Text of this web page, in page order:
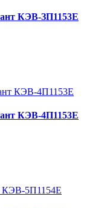
КЭВ-ЗП1153E
КЭВ-4П1153E